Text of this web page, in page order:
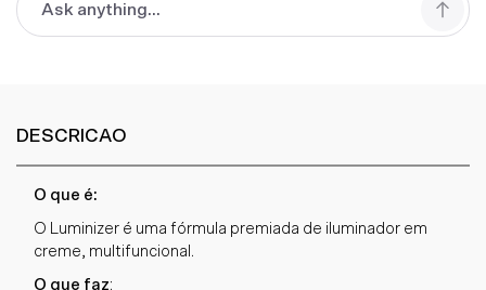
DESCRICAO
O que é:
O Luminizer é uma fórmula premiada de iluminador em
creme, multifuncional.
O que faz: